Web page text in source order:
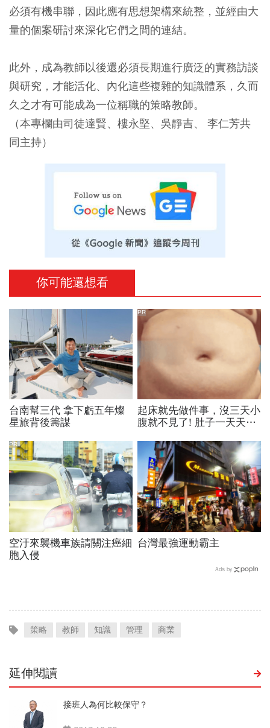
必須有機串聯，因此應有思想架構來統整，並經由大
量的個案研討來深化它們之間的連結。
此外，成為教師以後還必須長期進行廣泛的實務訪談
與研究，才能活化、內化這些複雜的知識體系，久而
久之才有可能成為一位稱職的策略教師。
（本專欄由司徒達賢、樓永堅、吳靜吉、 李仁芳共
同主持）
你可能還想看
台南幫三代 拿下虧五年燦
星旅背後籌謀
起床就先做件事，沒三天小
腹就不見了! 肚子一天天變
PR
空汙來襲機車族請關注癌細
胞入侵
PR
台灣最強運動霸主
Ads by
策略 教師 知識 管理 商業
延伸閱讀
接班人為何比較保守？